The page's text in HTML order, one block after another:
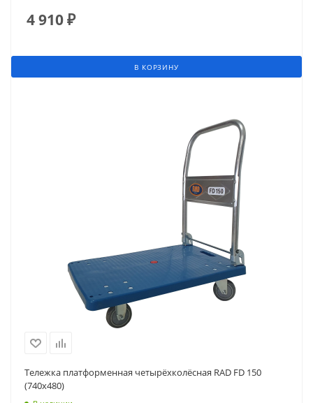
4 910₽
В КОРЗИНУ
Тележка платформенная четырёхколёсная RAD FD 150
(740х480)